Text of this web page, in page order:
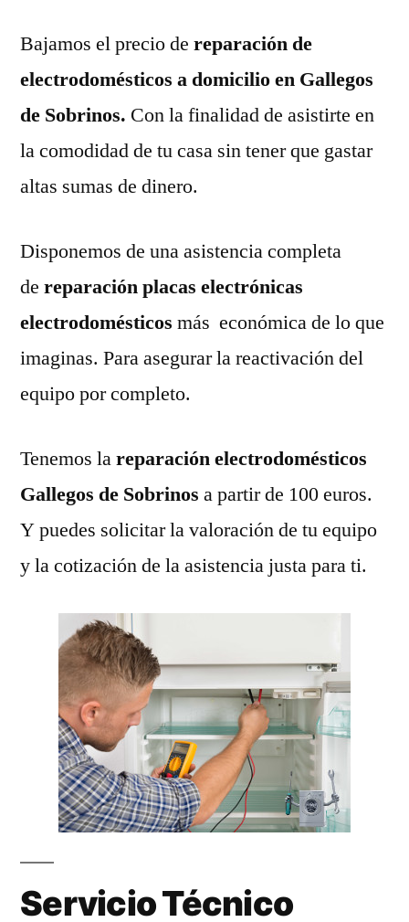
Bajamos el precio de reparación de
electrodomésticos a domicilio en Gallegos
de Sobrinos. Con la finalidad de asistirte en
la comodidad de tu casa sin tener que gastar
altas sumas de dinero.
Disponemos de una asistencia completa
de reparación placas electrónicas
electrodomésticos más económica de lo que
imaginas. Para asegurar la reactivación del
equipo por completo.
Tenemos lareparación electrodomésticos
Gallegos de Sobrinos a partir de 100 euros.
Y puedes solicitar la valoración de tu equipo
y la cotización de la asistencia justa para ti.
Servicio Técnico